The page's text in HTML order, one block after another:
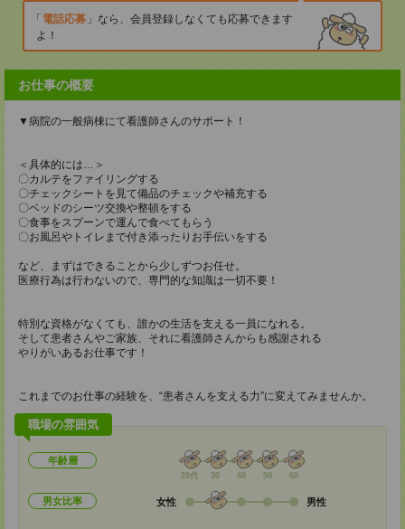
電話応募
なら、会員登録しなくても応募できます
よ！
お仕事の概要
▼病院の一般病棟にて看護師さんのサポート！
＜具体的には…＞
〇カルテをファイリングする
〇チェックシートを見て備品のチェックや補充する
〇ベッドのシーツ交換や整頓をする
〇食事をスプーンで運んで食べてもらう
〇お風呂やトイレまで付き添ったりお手伝いをする
など、まずはできることから少しずつお任せ。
医療行為は行わないので、専門的な知識は一切不要！
特別な資格がなくても、誰かの生活を支える一員になれる。
そして患者さんやご家族、それに看護師さんからも感謝される
やりがいあるお仕事です！
これまでのお仕事の経験を、“患者さんを支える力”に変えてみませんか。
職場の雰囲気
年齢層
20代 30 40 50 60
男女比率 女性 男性